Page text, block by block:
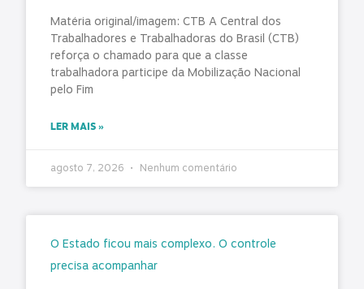
Matéria original/imagem: CTB A Central dos
Trabalhadores e Trabalhadoras do Brasil (CTB)
reforça o chamado para que a classe
trabalhadora participe da Mobilização Nacional
pelo Fim
LER MAIS »
agosto 7, 2026 Nenhum comentário
O Estado ficou mais complexo. O controle
precisa acompanhar